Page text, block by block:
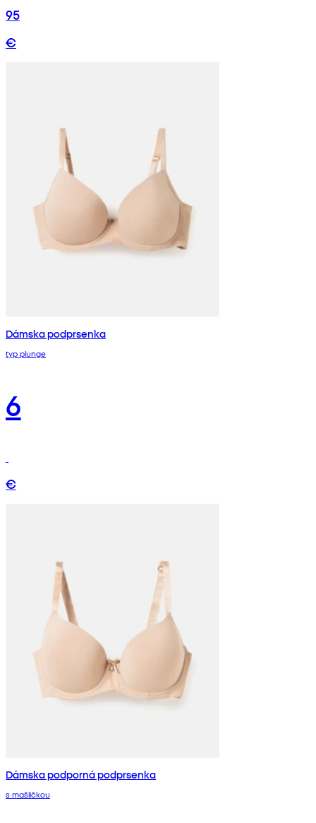
95
€
Dámska podprsenka
typ plunge
6
€
Dámska podporná podprsenka
s mašličkou